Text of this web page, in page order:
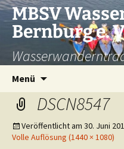
Zum
Inhalt
springen
MBSV
Bernburg e.
Menü
DSCN8547
Veröffentlicht am 30. Juni
Volle Auflösung (1440 × 1080)